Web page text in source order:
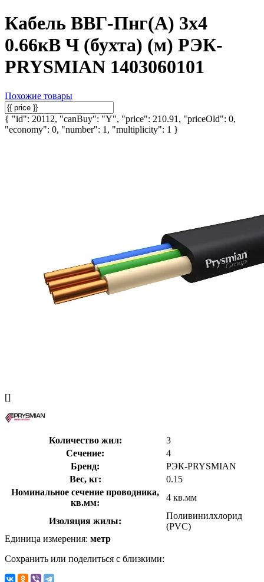
Кабель ВВГ-Пнг(А) 3х4
0.66кВ Ч (бухта) (м) РЭК-
PRYSMIAN 1403060101
Похожие товары
{ "id": 20112, "canBuy": "Y", "price": 210.91, "priceOld": 0,
"economy": 0, "number": 1, "multiplicity": 1 }
[]
Количество жил:
3
Сечение:
4
Бренд:
РЭК-PRYSMIAN
Вес, кг:
0.15
Номинальное сечение проводника,
кв.мм:
4 кв.мм
Изоляция жилы:
Поливинилхлорид
(PVC)
Единица измерения: метр
Сохранить или поделиться с близкими: